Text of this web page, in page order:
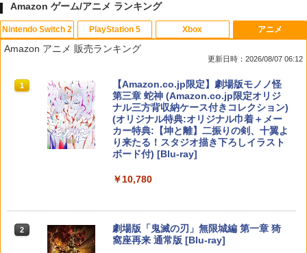
1 大戦略SSB2 Switch2版
【楽天ブックス限定特典】スーパー マリ
オパーティ ジャンボリー Nintendo Swit
ch 2 Edition ＋ ジャンボリーTV(「スー
星のカービィ ディスカバリー Nintendo
1
【中古】紅の錬金術士と白の守護者 〜レ
スレリアーナのアトリエ〜ソフト:プレイ
ステーション5ソフト／ロールプレイン
￥3,270
【中古】百剣討妖伝綺譚ソフト:プレイス
テーション5ソフト／ロールプレイン
【中古】ARMORED CORE VI FIRES OF
1 【中古】PS マール王国の人形姫
送料無料【BRICK game テトリス
ビッグ ゲーム機】ゲームウォッチ ゲ
ーム レトロゲーム 景品 粗品 携
単 シンプル 単3電池 ミニゲーム
￥1,680
1
【送料無料】ヴァージン・パンク Clock
work Girl(通常版)/アニメーション[Blu-r
￥4,640
ONE PIECE ワンピース 21STシーズン
エッグヘッド編 PIECE.26【Blu-ray】 [
田中真弓 ]
￥4,719
3
映画 ギヴン【完全生産限定版】【Blu-ra
y】 [ 矢野奨吾 ]
Amazon ゲーム/アニメ ランキング
Nintendo Switch 2
1
スプラトゥーン レイダース|オンライン
コード版
￥5,832
スプラトゥーン レイダース -Switch2
PlayStation 5
1
PlayStation 5 デジタル・エディション
日本語専用 Console Language: Japan
ese only (CFI-2200B01)
￥55,000
Beast of Reincarnation -PS5 【特典】
Xbox
1
【純正品】Xbox ワイヤレス コントロー
ラー + USB-C® ケーブル
￥8,300
ルコード 【旧 Xbox ギフトカード】 [オ
アニメ
Amazon アニメ 販売ランキング
更新日時：2026/08/07 06:12
1
【Amazon.co.jp限定】劇場版モノノ怪
第三章 蛇神 (Amazon.co.jp限定オリジ
ナル三方背収納ケース付きコレクション)
(オリジナル特典:オリジナル巾着＋メー
カー特典:【坤と離】二振りの剣、十翼よ
り来たる！スタジオ描き下ろしイラスト
ボード付) [Blu-ray]
￥10,780
2
劇場版「鬼滅の刃」無限城編 第一章 猗
窩座再来 通常版 [Blu-ray]